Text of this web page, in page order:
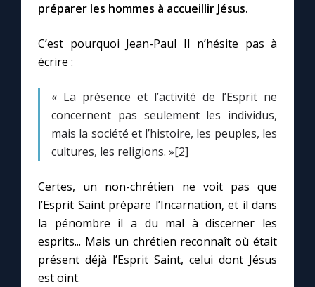
À la une
1000 Raisons de Croire
Contact
Faire un don
Marie de Nazareth
préparer les hommes à accueillir Jésus.
C’est pourquoi Jean-Paul II n’hésite pas à
écrire :
« La présence et l’activité de l’Esprit ne
concernent pas seulement les individus,
mais la société et l’histoire, les peuples, les
cultures, les religions. »[2]
Certes, un non-chrétien ne voit pas que
l’Esprit Saint prépare l’Incarnation, et il dans
la pénombre il a du mal à discerner les
esprits... Mais un chrétien reconnaît où était
présent déjà l’Esprit Saint, celui dont Jésus
est oint.